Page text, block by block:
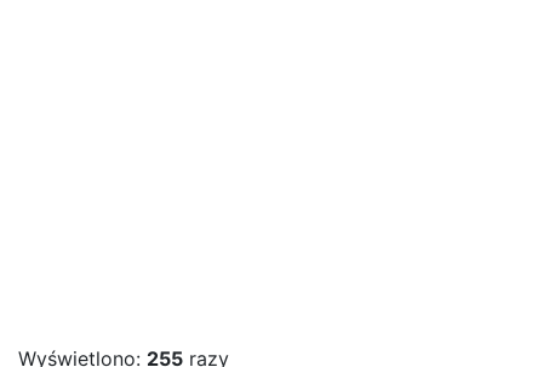
Wyświetlono: 255 razy